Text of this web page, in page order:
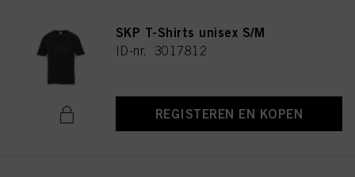
SKP T-Shirts unisex S/M
ID-nr. 3017812
REGISTEREN EN KOPEN